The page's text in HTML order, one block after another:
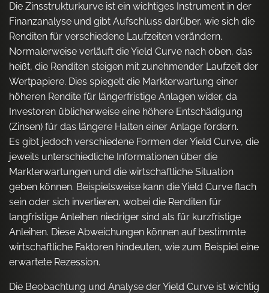
Die Zinsstrukturkurve ist ein wichtiges Instrument in der
Finanzanalyse und gibt Aufschluss darüber, wie sich die
Renditen für verschiedene Laufzeiten verändern.
Normalerweise verläuft die Yield Curve nach oben, das
heißt, die Renditen steigen mit zunehmender Laufzeit der
Wertpapiere. Dies spiegelt die Markterwartung einer
höheren Rendite für längerfristige Anlagen wider, da
Investoren üblicherweise eine höhere Entschädigung
(Zinsen) für das längere Halten einer Anlage fordern.
Es gibt jedoch verschiedene Formen der Yield Curve, die
jeweils unterschiedliche Informationen über die
Markterwartungen und die wirtschaftliche Situation
geben können. Beispielsweise kann die Yield Curve flach
sein oder sich invertieren, wobei die Renditen für
langfristige Anleihen niedriger sind als für kurzfristige
Anleihen. Diese Abweichungen können auf bestimmte
wirtschaftliche Faktoren hindeuten, wie zum Beispiel eine
erwartete Rezession.
Die Beobachtung und Analyse der Yield Curve ist wichtig